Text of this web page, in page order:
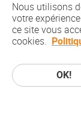
Le commerçant
son produit
vente conclu avec
réglementation
redevances et/ou
Nous utilisons
votre
ce site vous
cookies.
OK!